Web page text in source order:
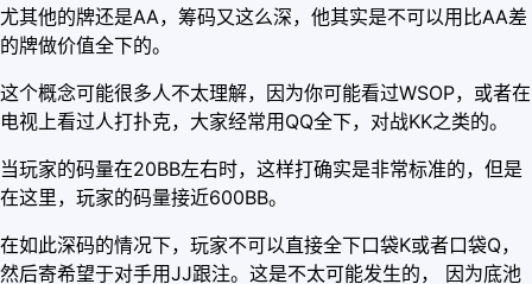
尤其他的牌还是AA，筹码又这么深，他其实是不可以用比AA差
的牌做价值全下的。
这个概念可能很多人不太理解，因为你可能看过WSOP，或者在
电视上看过人打扑克，大家经常用QQ全下，对战KK之类的。
当玩家的码量在20BB左右时，这样打确实是非常标准的，但是
在这里，玩家的码量接近600BB。
在如此深码的情况下，玩家不可以直接全下口袋K或者口袋Q，
然后寄希望于对手用JJ跟注。这是不太可能发生的， 因为底池